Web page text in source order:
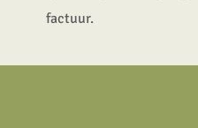
factuur.